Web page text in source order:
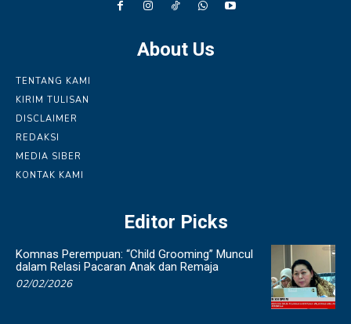
About Us
TENTANG KAMI
KIRIM TULISAN
DISCLAIMER
REDAKSI
MEDIA SIBER
KONTAK KAMI
Editor Picks
Komnas Perempuan: “Child Grooming” Muncul
dalam Relasi Pacaran Anak dan Remaja
02/02/2026